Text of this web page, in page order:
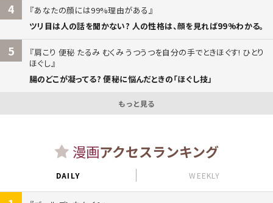
4
あなたの顔には99%理由がある
ツリ目は人の話を聞かない? 人の性格は、顔を見れば99%わかる。
5
肩こり 便秘 たるみ むくみ うつうつを自分の手でときほぐす! ひとり
ほぐし
腸のどこが凝ってる? 便秘に悩んだときの「ほぐし技」
もっと見る
漫画アクセスランキング
DAILY WEEKLY